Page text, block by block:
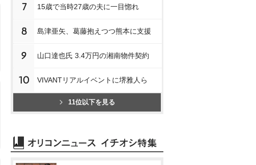
7 15歳で当時27歳の夫に一目惚れ
8 島津亜矢、葛藤抱えつつ熊本に支援
9 山口達也氏 3.4万円の湘南物件契約
10 VIVANTリアルイベントに堺雅人ら
11位以下を見る